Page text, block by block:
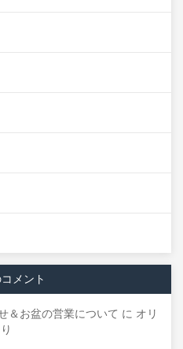
メント
＆お盆の営業について に オリ